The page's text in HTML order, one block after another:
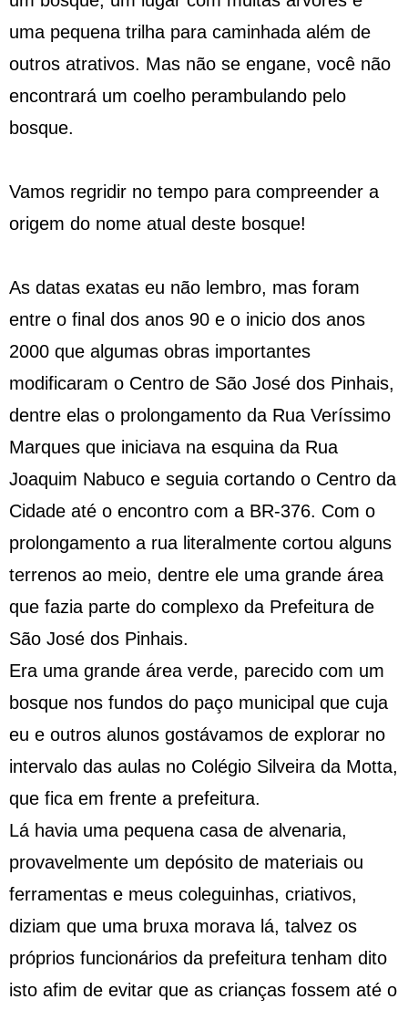
uma pequena trilha para caminhada além de
outros atrativos. Mas não se engane, você não
encontrará um coelho perambulando pelo
bosque.
Vamos regridir no tempo para compreender a
origem do nome atual deste bosque!
As datas exatas eu não lembro, mas foram
entre o final dos anos 90 e o inicio dos anos
2000 que algumas obras importantes
modificaram o Centro de São José dos Pinhais,
dentre elas o prolongamento da Rua Veríssimo
Marques que iniciava na esquina da Rua
Joaquim Nabuco e seguia cortando o Centro da
Cidade até o encontro com a BR-376. Com o
prolongamento a rua literalmente cortou alguns
terrenos ao meio, dentre ele uma grande área
que fazia parte do complexo da Prefeitura de
São José dos Pinhais.
Era uma grande área verde, parecido com um
bosque nos fundos do paço municipal que cuja
eu e outros alunos gostávamos de explorar no
intervalo das aulas no Colégio Silveira da Motta,
que fica em frente a prefeitura.
Lá havia uma pequena casa de alvenaria,
provavelmente um depósito de materiais ou
ferramentas e meus coleguinhas, criativos,
diziam que uma bruxa morava lá, talvez os
próprios funcionários da prefeitura tenham dito
isto afim de evitar que as crianças fossem até o